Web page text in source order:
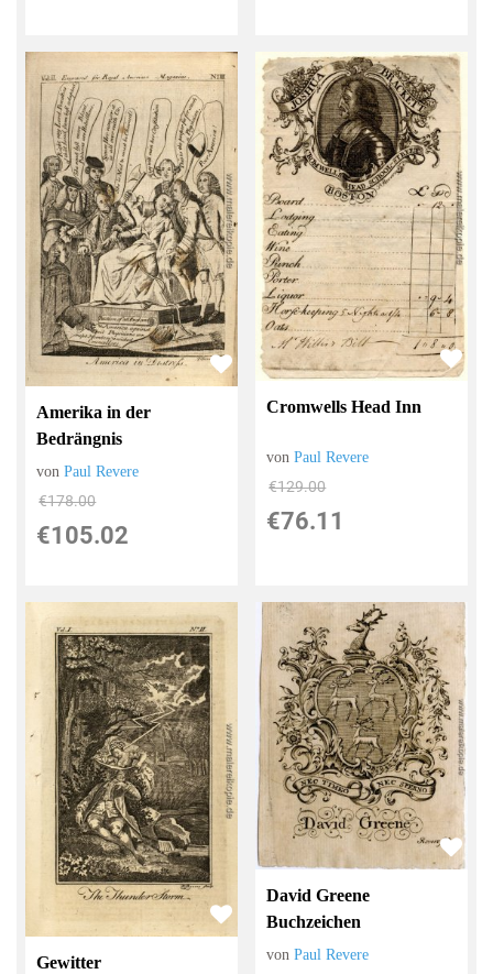
Amerika in der
Bedrängnis
vonPaul Revere
€178.00
€105.02
Cromwells Head Inn
vonPaul Revere
€129.00
€76.11
Gewitter
David Greene
Buchzeichen
vonPaul Revere